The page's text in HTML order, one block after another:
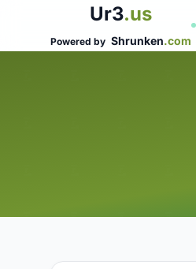
Ur3.us
Powered by Shrunken.com